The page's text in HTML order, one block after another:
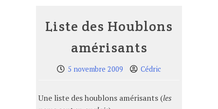
Liste des Houblons
amérisants
5 novembre 2009 Cédric
Une liste des houblons amérisants (les